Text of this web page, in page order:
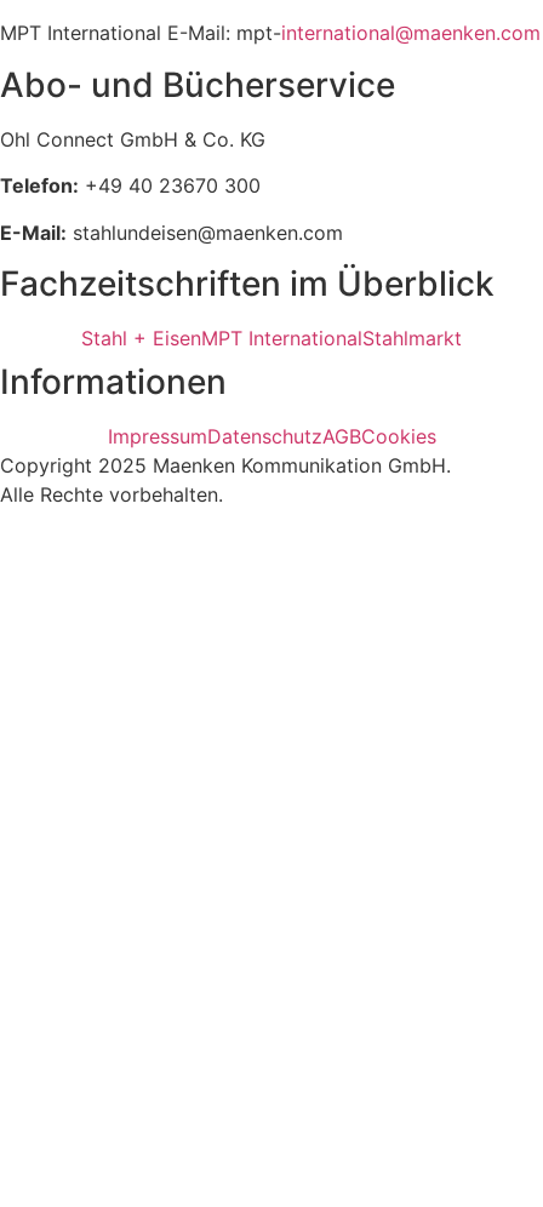
MPT International E-Mail: mpt-international@maenken.com
Abo- und Bücherservice
Ohl Connect GmbH & Co. KG
Telefon: +49 40 23670 300
E-Mail: stahlundeisen@maenken.com
Fachzeitschriften im Überblick
Stahl + EisenMPT InternationalStahlmarkt
Informationen
ImpressumDatenschutzAGBCookies
Copyright 2025 Maenken Kommunikation GmbH.
Alle Rechte vorbehalten.